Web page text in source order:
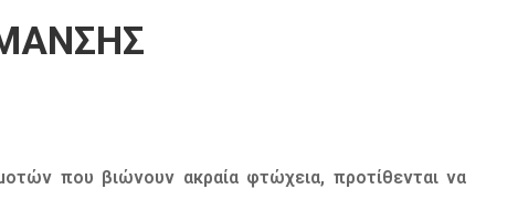
που βιώνουν ακραία φτώχεια, προτίθενται να